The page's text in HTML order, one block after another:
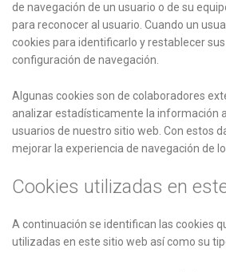
de navegación de un usuario o de su
para reconocer al usuario. Cuando un
cookies para identificarlo y restablecer
configuración de navegación.
Algunas cookies son de colaboradores
analizar estadísticamente la información
usuarios de nuestro sitio web. Con estos
mejorar la experiencia de navegación de
Cookies utilizadas en
A continuación se identifican las cookies
utilizadas en este sitio web así como su